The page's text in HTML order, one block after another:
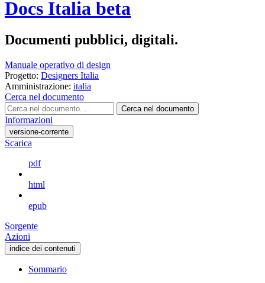
Docs Italia beta
Documenti pubblici, digitali.
Manuale operativo di design
Progetto: Designers Italia
Amministrazione: italia
Cerca nel documento
Cerca nel documento
Informazioni
versione-corrente
Scarica
pdf
html
epub
Sorgente
Azioni
indice dei contenuti
Sommario